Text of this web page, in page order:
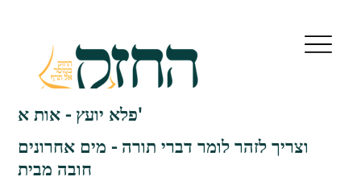
פלא יועץ - אות א'
וצריך לזהר לומר דברי תורה - מים אחרונים
חובה מבית